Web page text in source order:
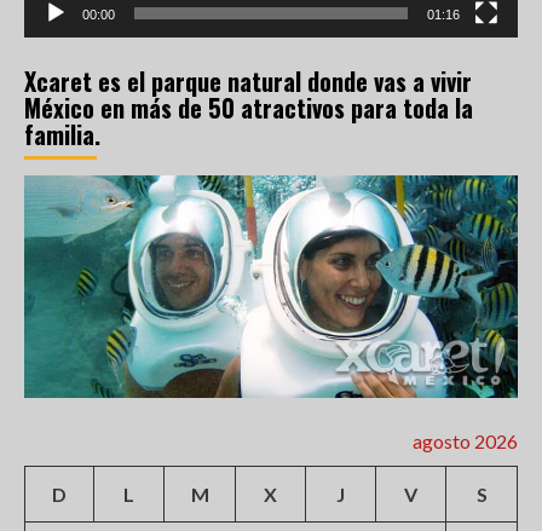
00:00 01:16
Xcaret es el parque natural donde vas a vivir
México en más de 50 atractivos para toda la
familia.
agosto 2026
D L M X J V S